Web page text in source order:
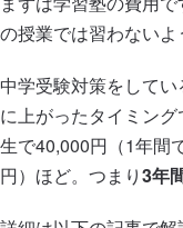
の授業では習わない
中学受験対策をして
に上がったタイミン
生で40,000円（1年間
円）ほど。つまり3年